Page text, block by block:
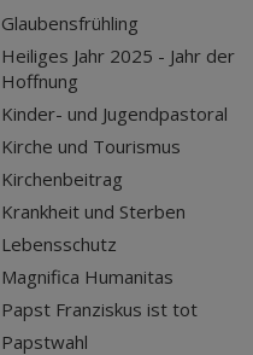
Glaubensfrühling
Heiliges Jahr 2025 - Jahr der
Hoffnung
Kinder- und Jugendpastoral
Kirche und Tourismus
Kirchenbeitrag
Krankheit und Sterben
Lebensschutz
Magnifica Humanitas
Papst Franziskus ist tot
Papstwahl